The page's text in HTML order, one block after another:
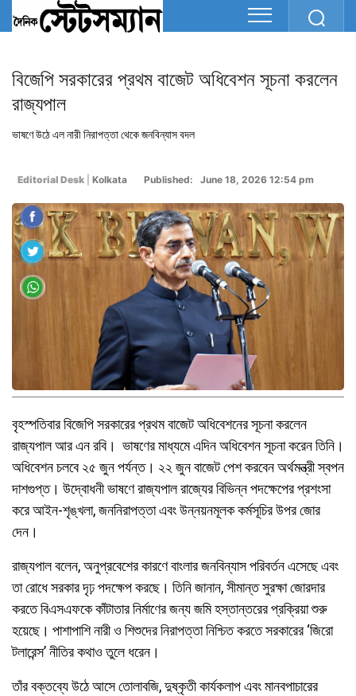
বিজেপি সরকারের প্রথম বাজেট অধিবেশন সূচনা করলেন
রাজ্যপাল
ভাষণে উঠে এল নারী নিরাপত্তা থেকে জনবিন্যাস বদল
Editorial Desk Kolkata Published: June 18, 2026 12:54 pm
বৃহস্পতিবার বিজেপি সরকারের প্রথম বাজেট অধিবেশনের সূচনা করলেন
রাজ্যপাল আর এন রবি। ভাষণের মাধ্যমে এদিন অধিবেশন সূচনা করেন তিনি।
অধিবেশন চলবে ২৫ জুন পর্যন্ত। ২২ জুন বাজেট পেশ করবেন অর্থমন্ত্রী স্বপন
দাশগুপ্ত। উদ্বোধনী ভাষণে রাজ্যপাল রাজ্যের বিভিন্ন পদক্ষেপের প্রশংসা
করে আইন-শৃঙ্খলা, জননিরাপত্তা এবং উন্নয়নমূলক কর্মসূচির উপর জোর
দেন।
রাজ্যপাল বলেন, অনুপ্রবেশের কারণে বাংলার জনবিন্যাস পরিবর্তন এসেছে এবং
তা রোধে সরকার দৃঢ় পদক্ষেপ করছে। তিনি জানান, সীমান্ত সুরক্ষা জোরদার
করতে বিএসএফকে কাঁটাতার নির্মাণের জন্য জমি হস্তান্তরের প্রক্রিয়া শুরু
হয়েছে। পাশাপাশি নারী ও শিশুদের নিরাপত্তা নিশ্চিত করতে সরকারের ‘জিরো
টলারেন্স’ নীতির কথাও তুলে ধরেন।
তাঁর বক্তব্যে উঠে আসে তোলাবজি, দুষ্কৃতী কার্যকলাপ এবং মানবপাচারের